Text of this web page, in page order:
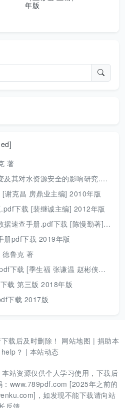
年版
著
源安全的影响研究.pdf 胡光伟 著 2017年版
谢克昌 房鼎业主编] 2010年版
下载 [裴继诚主编] 2012年版
查手册.pdf下载 [陈慢勤著] 2010年版
册pdf下载 2019年版
鲁克 著
[季生福 张谦温 赵彬侠编] 2011年版
载 第三版 2018年版
下载 2017版
载后及时删除！ 网站地图 | 捐助本
？ | 本站动态
站资源仅供个人学习使用，下载后
www.789pdf.com [2025年之前的
，如发现不能下载请向站
反馈。